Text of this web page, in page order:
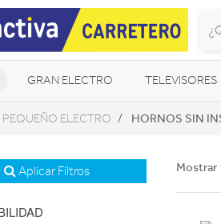
GRAN ELECTRO TELEVISORES
CLIMATIZACIÓN Y CALEFACCIÓN
PEQUEÑO ELECTRO HORNOS SIN
Aplicar Filtros Mostrar